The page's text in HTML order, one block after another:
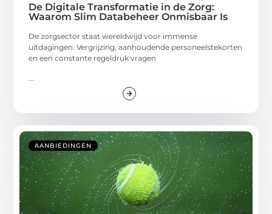
De Digitale Transformatie in de Zorg:
Waarom Slim Databeheer Onmisbaar Is
De zorgsector staat wereldwijd voor immense
uitdagingen. Vergrijzing, aanhoudende personeelstekorten
en een constante regeldruk vragen
AANBIEDINGEN